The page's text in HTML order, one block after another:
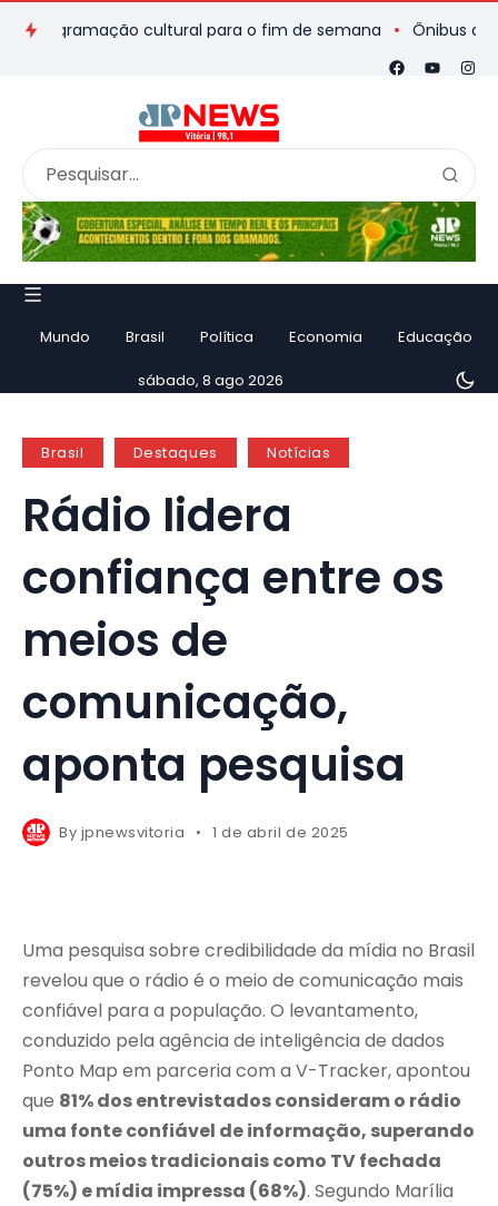
cultural para o fim de semana Ônibus de
Mundo Brasil Política Economia Educação
sábado, 8 ago 2026
Brasil Destaques Notícias
Rádio lidera
confiança entre os
meios de
comunicação,
aponta pesquisa
By jpnewsvitoria 1 de abril de 2025
Uma pesquisa sobre credibilidade da mídia no Brasil
revelou que o rádio é o meio de comunicação mais
confiável para a população. O levantamento,
conduzido pela agência de inteligência de dados
Ponto Map em parceria com a V-Tracker, apontou
que 81% dos entrevistados consideram o rádio
uma fonte confiável de informação, superando
outros meios tradicionais como TV fechada
(75%) e mídia impressa (68%). Segundo Marília